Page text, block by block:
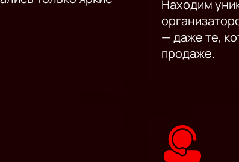
Находим
— даже те,
продаже.